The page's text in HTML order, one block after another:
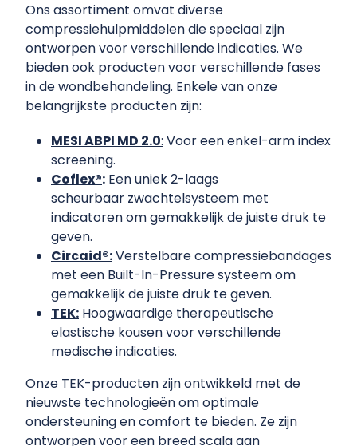
Ons assortiment omvat diverse
compressiehulpmiddelen die speciaal zijn
ontworpen voor verschillende indicaties. We
bieden ook producten voor verschillende fases
in de wondbehandeling. Enkele van onze
belangrijkste producten zijn:
MESI ABPI MD 2.0: Voor een enkel-arm index
screening.
Coflex®: Een uniek 2-laags
scheurbaar zwachtelsysteem met
indicatoren om gemakkelijk de juiste druk te
geven.
Circaid®:Verstelbare compressiebandages
met een Built-In-Pressure systeem om
gemakkelijk de juiste druk te geven.
TEK: Hoogwaardige therapeutische
elastische kousen voor verschillende
medische indicaties.
Onze TEK-producten zijn ontwikkeld met de
nieuwste technologieën om optimale
ondersteuning en comfort te bieden. Ze zijn
ontworpen voor een breed scala aan